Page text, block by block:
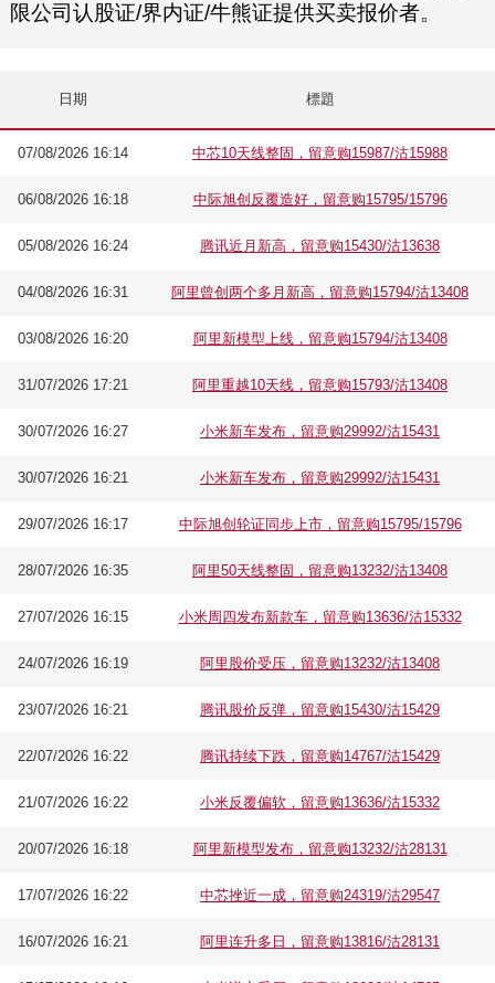
限公司认股证/界内证/牛熊证提供买卖报价者。
日期 標題
07/08/2026 16:14 中芯10天线整固，留意购15987/沽15988
06/08/2026 16:18 中际旭创反覆造好，留意购15795/15796
05/08/2026 16:24 腾讯近月新高，留意购15430/沽13638
04/08/2026 16:31 阿里曾创两个多月新高，留意购15794/沽13408
03/08/2026 16:20 阿里新模型上线，留意购15794/沽13408
31/07/2026 17:21 阿里重越10天线，留意购15793/沽13408
30/07/2026 16:27 小米新车发布，留意购29992/沽15431
30/07/2026 16:21 小米新车发布，留意购29992/沽15431
29/07/2026 16:17 中际旭创轮证同步上市，留意购15795/15796
28/07/2026 16:35 阿里50天线整固，留意购13232/沽13408
27/07/2026 16:15 小米周四发布新款车，留意购13636/沽15332
24/07/2026 16:19 阿里股价受压，留意购13232/沽13408
23/07/2026 16:21 腾讯股价反弹，留意购15430/沽15429
22/07/2026 16:22 腾讯持续下跌，留意购14767/沽15429
21/07/2026 16:22 小米反覆偏软，留意购13636/沽15332
20/07/2026 16:18 阿里新模型发布，留意购13232/沽28131
17/07/2026 16:22 中芯挫近一成，留意购24319/沽29547
16/07/2026 16:21 阿里连升多日，留意购13816/沽28131